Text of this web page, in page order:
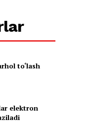
to‘lash
elektron